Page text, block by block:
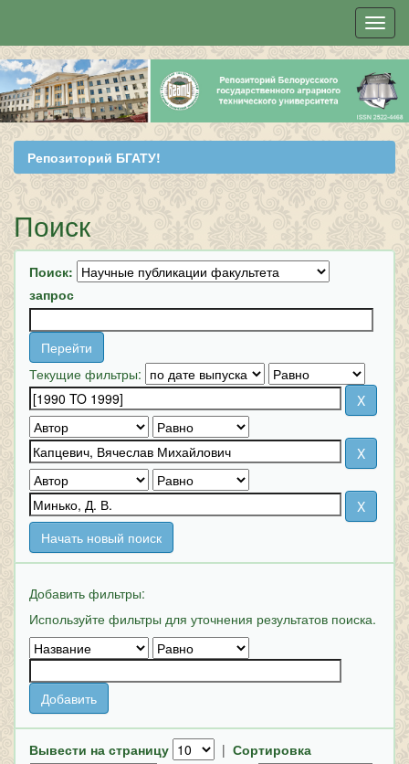
Skip
navigation
Репозиторий БГАТУ!
Поиск
Поиск:
запрос
Текущие фильтры:
Начать новый поиск
Добавить фильтры:
Используйте фильтры для уточнения результатов поиска.
Вывести на страницу | Сортировка